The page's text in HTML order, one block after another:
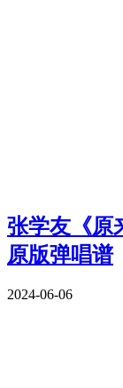
张学友《原
原版弹唱谱
2024-06-06